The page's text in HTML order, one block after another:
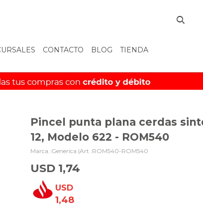
CONTACTO BLOG TIENDA
Pincel punta plana cerdas
12, Modelo 622 - ROM540
Generica | ROM540-ROM540
USD 1,74
USD
1,48